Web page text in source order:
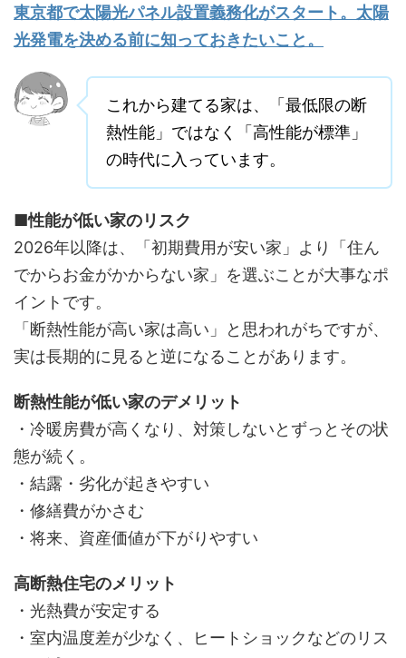
東京都で太陽光パネル設置義務化がスタート。太陽
光発電を決める前に知っておきたいこと。
これから建てる家は、「最低限の断
熱性能」ではなく「高性能が標準」
の時代に入っています。
■性能が低い家のリスク
2026年以降は、「初期費用が安い家」より「住ん
でからお金がかからない家」を選ぶことが大事なポ
イントです。
「断熱性能が高い家は高い」と思われがちですが、
実は長期的に見ると逆になることがあります。
断熱性能が低い家のデメリット
・冷暖房費が高くなり、対策しないとずっとその状
態が続く。
・結露・劣化が起きやすい
・修繕費がかさむ
・将来、資産価値が下がりやすい
高断熱住宅のメリット
・光熱費が安定する
・室内温度差が少なく、ヒートショックなどのリス